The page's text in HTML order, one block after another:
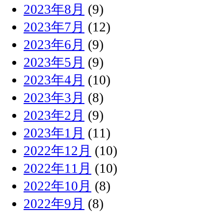
2023年8月 (9)
2023年7月 (12)
2023年6月 (9)
2023年5月 (9)
2023年4月 (10)
2023年3月 (8)
2023年2月 (9)
2023年1月 (11)
2022年12月 (10)
2022年11月 (10)
2022年10月 (8)
2022年9月 (8)